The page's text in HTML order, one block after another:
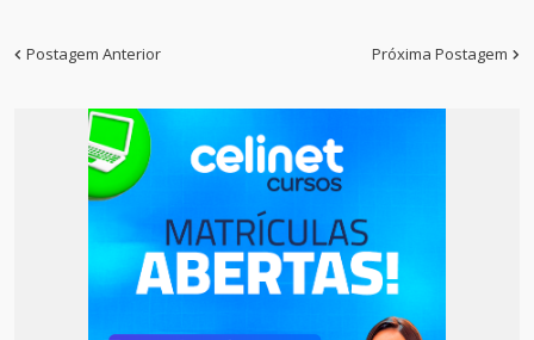
Postagem Anterior Próxima Postagem